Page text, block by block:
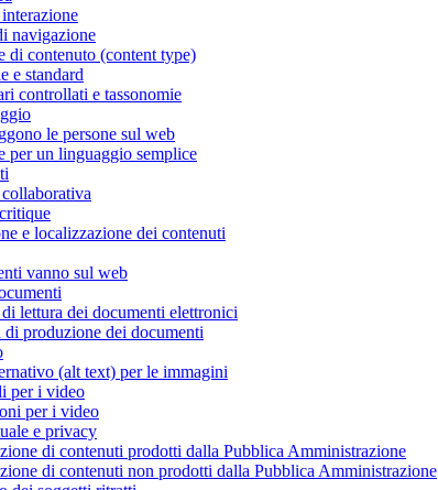
navigazione
di contenuto (content type)
e standard
controllati e tassonomie
le persone sul web
per un linguaggio semplice
e localizzazione dei contenuti
vanno sul web
lettura dei documenti elettronici
produzione dei documenti
(alt text) per le immagini
per i video
per i video
e privacy
di contenuti prodotti dalla Pubblica Amministrazione
di contenuti non prodotti dalla Pubblica Amministrazione